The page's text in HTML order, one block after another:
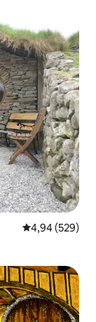
4,94 de uma
4,94 (529)